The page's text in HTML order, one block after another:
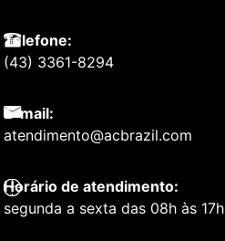
Telefone:
(43) 3361-8294
E-mail:
atendimento@acbrazil.com
Horário de atendimento:
segunda a sexta das 08h às 17h